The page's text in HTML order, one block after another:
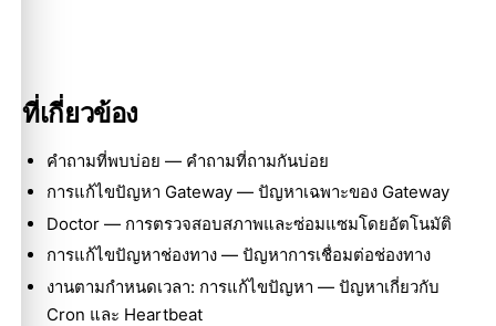
ที่เกี่ยวข้อง
คำถามที่พบบ่อย — คำถามที่ถามกันบ่อย
การแก้ไขปัญหา Gateway— ปัญหาเฉพาะของ Gateway
Doctor— การตรวจสอบสภาพและซ่อมแซมโดยอัตโนมัติ
การแก้ไขปัญหาช่องทาง— ปัญหาการเชื่อมต่อช่องทาง
งานตามกำหนดเวลา: การแก้ไขปัญหา — ปัญหาเกี่ยวกับ
Cron และ Heartbeat